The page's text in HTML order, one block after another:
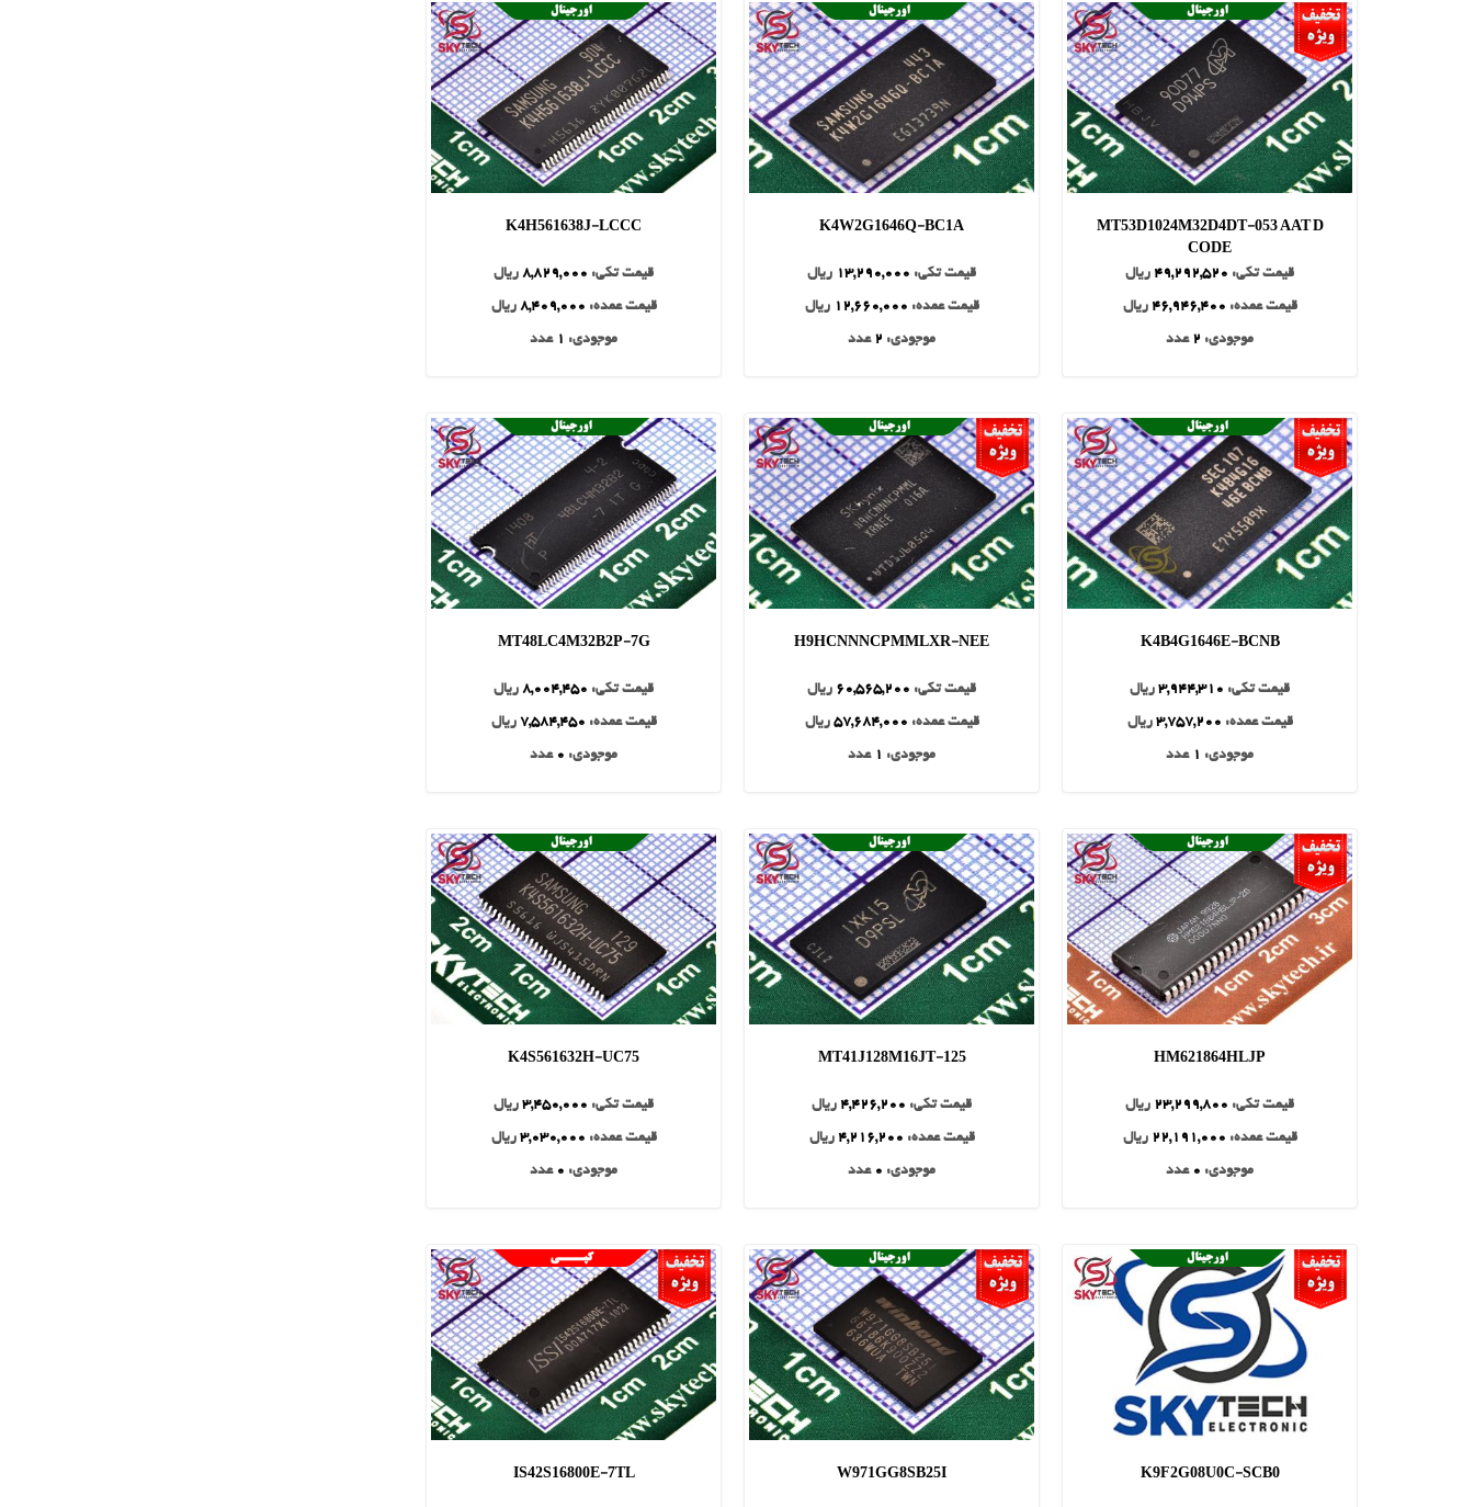
MT53D1024M32D4DT-053 AAT D
CODE
قیمت تکی: 49,292,520 ریال
قیمت عمده: 46,946,400 ریال
موجودی: 2 عدد
K4W2G1646Q-BC1A
قیمت تکی: 13,290,000 ریال
قیمت عمده: 12,660,000 ریال
موجودی: 2 عدد
K4H561638J-LCCC
قیمت تکی: 8,829,000 ریال
قیمت عمده: 8,409,000 ریال
موجودی: 1 عدد
K4B4G1646E-BCNB
قیمت تکی: 3,944,310 ریال
قیمت عمده: 3,757,200 ریال
موجودی: 1 عدد
H9HCNNNCPMMLXR-NEE
قیمت تکی: 60,565,200 ریال
قیمت عمده: 57,684,000 ریال
موجودی: 1 عدد
MT48LC4M32B2P-7G
قیمت تکی: 8,004,450 ریال
قیمت عمده: 7,584,450 ریال
موجودی: 0 عدد
HM621864HLJP
قیمت تکی: 23,299,800 ریال
قیمت عمده: 22,191,000 ریال
موجودی: 0 عدد
MT41J128M16JT-125
قیمت تکی: 4,426,200 ریال
قیمت عمده: 4,216,200 ریال
موجودی: 0 عدد
K4S561632H-UC75
قیمت تکی: 3,450,000 ریال
قیمت عمده: 3,030,000 ریال
موجودی: 0 عدد
K9F2G08U0C-SCB0
W971GG8SB25I
IS42S16800E-7TL